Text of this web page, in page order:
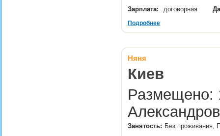
Зарплата: договорная
Подробнее
Няня
Киев
Размещено:
Занятость: Без проживания,